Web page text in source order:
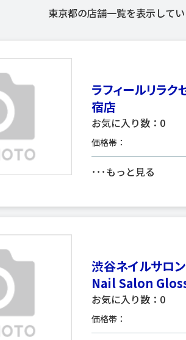
東京都の店舗一覧を表示してい
ラフィールリラ
宿店
お気に入り数：0
価格帯：
･･･もっと見る
渋谷ネイルサロ
Nail Salon
お気に入り数：0
価格帯：